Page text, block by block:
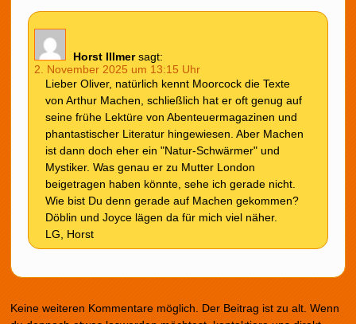
Horst Illmer sagt:
2. November 2025 um 13:15 Uhr
Lieber Oliver, natürlich kennt Moorcock die Texte
von Arthur Machen, schließlich hat er oft genug auf
seine frühe Lektüre von Abenteuermagazinen und
phantastischer Literatur hingewiesen. Aber Machen
ist dann doch eher ein "Natur-Schwärmer" und
Mystiker. Was genau er zu Mutter London
beigetragen haben könnte, sehe ich gerade nicht.
Wie bist Du denn gerade auf Machen gekommen?
Döblin und Joyce lägen da für mich viel näher.
LG, Horst
Keine weiteren Kommentare möglich. Der Beitrag ist zu alt. Wenn